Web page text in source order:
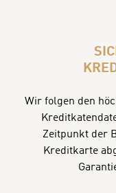
Wir folgen den
Zeitpunkt der
Kreditkarte